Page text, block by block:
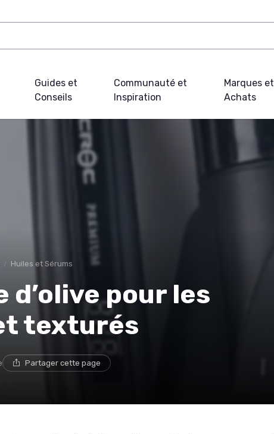
Guides et
Conseils
Communauté et
Inspiration
Marques et
Achats
Huiles et Sérums
d’olive pour les
texturés
Partager cette page